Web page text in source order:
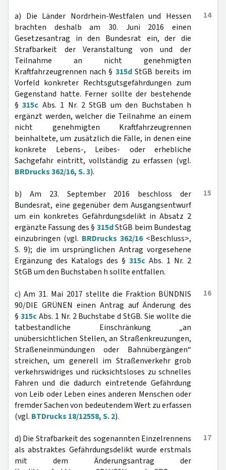
14
a) Die Länder Nordrhein-Westfalen und Hessen
brachten deshalb am 30. Juni 2016 einen
Gesetzesantrag in den Bundesrat ein, der die
Strafbarkeit der Veranstaltung von und der
Teilnahme an nicht genehmigten
Kraftfahrzeugrennen nach § 315dStGB bereits im
Vorfeld konkreter Rechtsgutsgefährdungen zum
Gegenstand hatte. Ferner sollte der bestehende
§315c Abs. 1 Nr. 2 StGB um den Buchstaben h
ergänzt werden, welcher die Teilnahme an einem
nicht genehmigten Kraftfahrzeugrennen
beinhaltete, um zusätzlich die Fälle, in denen eine
konkrete Lebens-, Leibes- oder erhebliche
Sachgefahr eintritt, vollständig zu erfassen (vgl.
BRDrucks 362/16, S. 3).
15
b) Am 23. September 2016 beschloss der
Bundesrat, eine gegenüber dem Ausgangsentwurf
um ein konkretes Gefährdungsdelikt in Absatz 2
ergänzte Fassung des § 315dStGB beim Bundestag
einzubringen (vgl. BRDrucks 362/16<Beschluss>,
S. 9); die im ursprünglichen Antrag vorgesehene
Ergänzung des Katalogs des § 315c Abs. 1 Nr. 2
StGB um den Buchstaben h sollte entfallen.
16
c) Am 31. Mai 2017 stellte die Fraktion BÜNDNIS
90/DIE GRÜNEN einen Antrag auf Änderung des
§ 315cAbs. 1 Nr. 2 Buchstabe d StGB. Sie wollte die
tatbestandliche Einschränkung „an
unübersichtlichen Stellen, an Straßenkreuzungen,
Straßeneinmündungen oder Bahnübergängen“
streichen, um generell im Straßenverkehr grob
verkehrswidriges und rücksichtsloses zu schnelles
Fahren und die dadurch eintretende Gefährdung
von Leib oder Leben eines anderen Menschen oder
fremder Sachen von bedeutendem Wert zu erfassen
(vgl. BTDrucks 18/12558, S. 2).
17
d) Die Strafbarkeit des sogenannten Einzelrennens
als abstraktes Gefährdungsdelikt wurde erstmals
mit dem Änderungsantrag der